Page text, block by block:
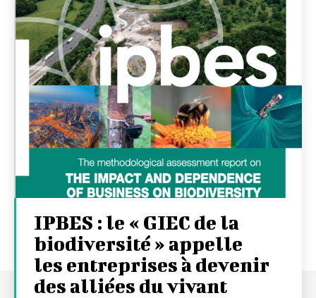
IPBES : le « GIEC de la
biodiversité » appelle
les entreprises à devenir
des alliées du vivant